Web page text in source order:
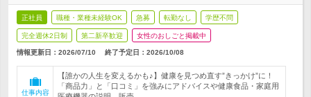
正社員 職種・業種未経験OK 急募 転勤なし 学歴不問
完全週休2日制 第二新卒歓迎 女性のおしごと掲載中
情報更新日：2026/07/10 終了予定日： 2026/10/08
仕事内容
【誰かの人生を変えるかも♪】健康を見つめ直す”きっかけ”に！
「商品力」と「口コミ」を強みにアドバイスや健康食品・家庭用